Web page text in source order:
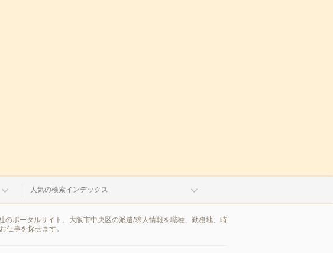
人気の検索インデックス
ポータルサイト。大阪市中央区の派遣/求人情報を職種、勤務地、時
仕事を探せます。